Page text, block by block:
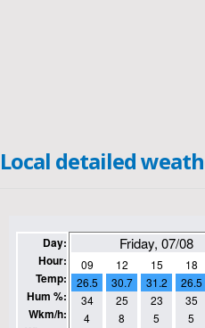
Local detailed